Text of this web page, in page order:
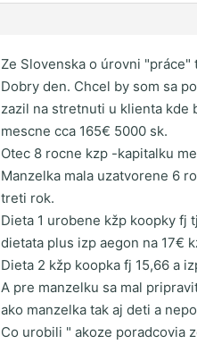
Ze Slovenska o úrovni
Dobry den. Chcel by som sa
zazil na stretnuti u klienta kde
mescne cca 165€ 5000 sk.
Otec 8 rocne kzp -kapitalku
Manzelka mala uzatvorene 6
treti rok.
Dieta 1 urobene kžp koopky fj
dietata plus izp aegon na 17€
Dieta 2 kžp koopka fj 15,66 a
A pre manzelku sa mal
ako manzelka tak aj deti a
Co urobili " akoze poradcovia